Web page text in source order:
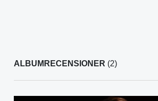
ALBUMRECENSIONER (2)